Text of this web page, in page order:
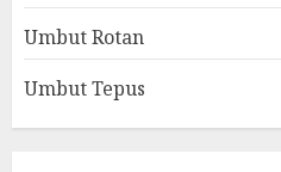
Umbut Rotan
Umbut Tepus